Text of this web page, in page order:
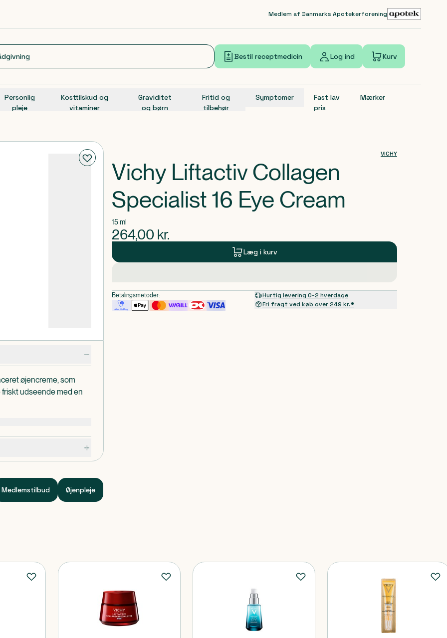
Medlem af Danmarks Apotekerforening
Bestil receptmedicin Log ind Kurv
Personlig
pleje
Kosttilskud og
vitaminer
Graviditet
og børn
Fritid og
tilbehør
Symptomer
Fast lav
pris
Mærker
øjencreme, som
udseende med en
resultat anbefales
med Collagen
GLYCOL •
• AMMONIUM
•
• SODIUM CITRATE •
• XANTHAN GUM •
CAPRYLOYL
LACTATE • MYRISTIC
Medlemstilbud Øjenpleje
VICHY
Vichy Liftactiv Collagen
Specialist 16 Eye Cream
15 ml
264,00 kr.
Læg i kurv
Betalingsmetoder:
Hurtig levering 0-2 hverdage
Fri fragt ved køb over 249 kr.*